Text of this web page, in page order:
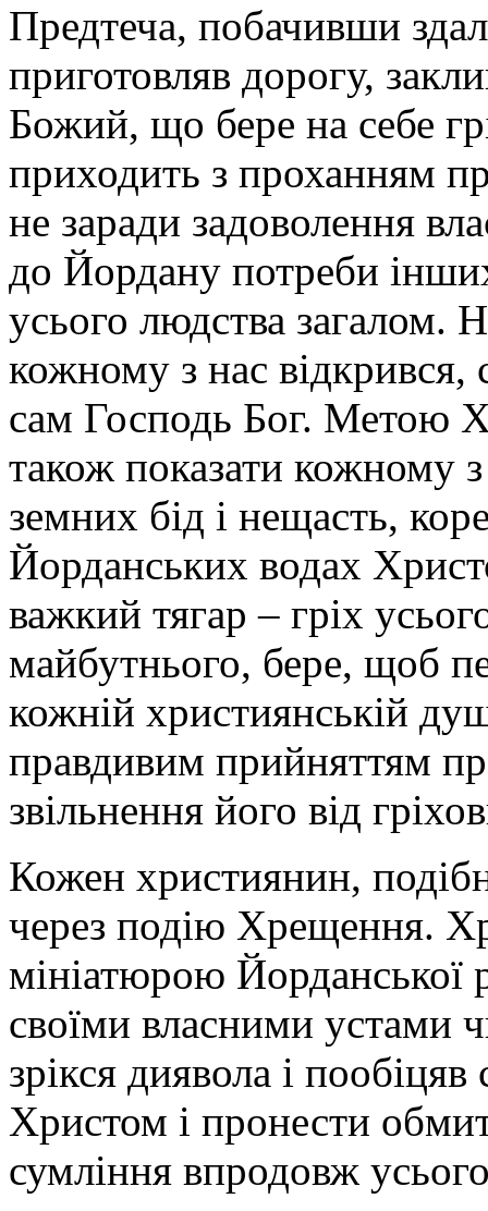
Предтеча, побачивши
приготовляв дорогу,
Божий, що бере на себе
приходить з проханням
не заради задоволення
до Йордану потреби
усього людства
кожному з нас відкрився,
сам Господь Бог. Метою
також показати кожному
земних бід і нещасть,
Йорданських водах
важкий тягар – гріх
майбутнього, бере, щоб
кожній християнській
правдивим прийняттям
звільнення його від
Кожен християнин,
через подію Хрещення.
мініатюрою Йорданської
своїми власними устами
зрікся диявола і
Христом і пронести
сумління впродовж